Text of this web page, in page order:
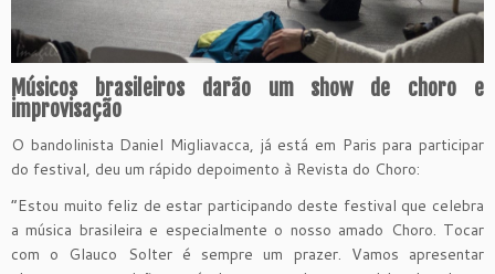
Músicos brasileiros darão um show de choro e
improvisação
O bandolinista Daniel Migliavacca, já está em Paris para participar
do festival, deu um rápido depoimento à Revista do Choro:
“Estou muito feliz de estar participando deste festival que celebra
a música brasileira e especialmente o nosso amado Choro. Tocar
com o Glauco Solter é sempre um prazer. Vamos apresentar